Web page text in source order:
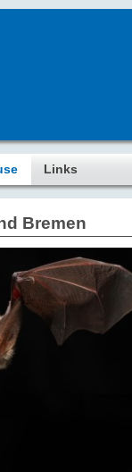
Links
Bremen